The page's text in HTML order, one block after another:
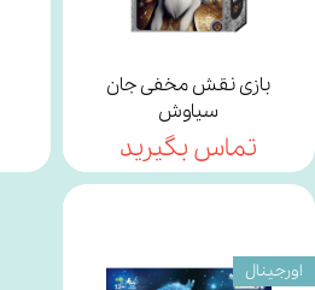
بازی نقش مخفی جان
سیاوش
تماس بگیرید
اورجینال